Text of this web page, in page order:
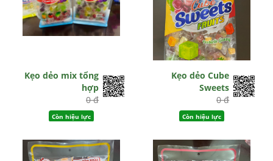
Kẹo dẻo mix tổng
hợp
0 đ
Còn hiệu lực
Kẹo dẻo Cube
Sweets
0 đ
Còn hiệu lực